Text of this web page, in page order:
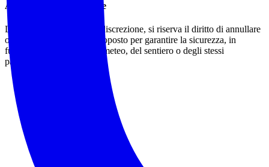
Annullamento/Modifiche
L'accompagnatore, a sua discrezione, si riserva il diritto di annullare
o modificare l'itinerario proposto per garantire la sicurezza, in
funzione delle condizioni meteo, del sentiero o degli stessi
partecipanti.